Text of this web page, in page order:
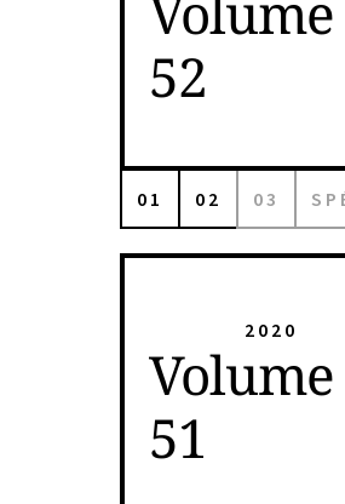
52
01 02 03
2020
Volume
51